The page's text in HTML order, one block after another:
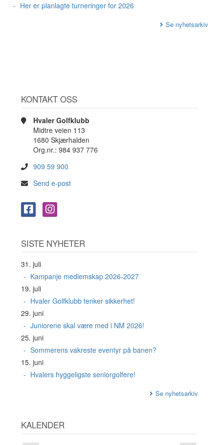
Her er planlagte turneringer for 2026
Se nyhetsarkiv
KONTAKT OSS
Hvaler Golfklubb
Midtre veien 113
1680 Skjærhalden
Org.nr.: 984 937 776
909 59 900
Send e-post
SISTE NYHETER
31. juli
Kampanje medlemskap 2026-2027
19. juli
Hvaler Golfklubb tenker sikkerhet!
29. juni
Juniorene skal være med i NM 2026!
25. juni
Sommerens vakreste eventyr på banen?
15. juni
Hvalers hyggeligste seniorgolfere!
Se nyhetsarkiv
KALENDER